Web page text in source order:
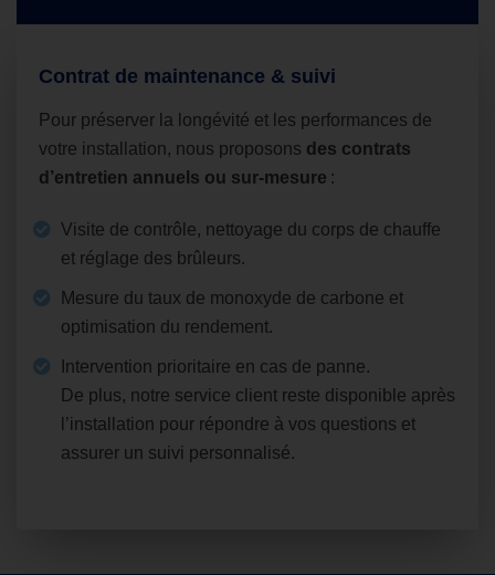
Contrat de maintenance & suivi
Pour préserver la longévité et les performances de
votre installation, nous proposons des contrats
d’entretien annuels ou sur‑mesure :
Visite de contrôle, nettoyage du corps de chauffe
et réglage des brûleurs.
Mesure du taux de monoxyde de carbone et
optimisation du rendement.
Intervention prioritaire en cas de panne.
De plus, notre service client reste disponible après
l’installation pour répondre à vos questions et
assurer un suivi personnalisé.